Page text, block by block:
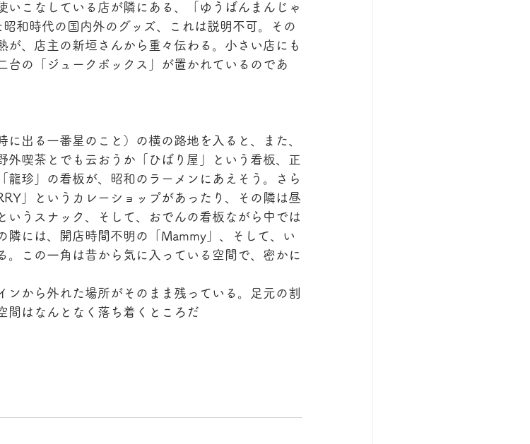
こなしている店が隣にある、「ゆうばんまんじゃ
和時代の国内外のグッズ、これは説明不可。その
が、店主の新垣さんから重々伝わる。小さい店にも
台の「ジュークボックス」が置かれているのであ
出る一番星のこと）の横の路地を入ると、また、
外喫茶とでも云おうか「ひばり屋」という看板、正
龍珍」の看板が、昭和のラーメンにあえそう。さら
」というカレーショップがあったり、その隣は昼
いうスナック、そして、おでんの看板ながら中では
隣には、開店時間不明の「Mammy」、そして、い
。この一角は昔から気に入っている空間で、密かに
から外れた場所がそのまま残っている。足元の割
間はなんとなく落ち着くところだ